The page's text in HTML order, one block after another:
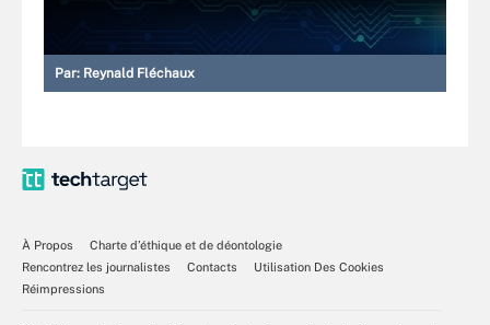
Par: Reynald Fléchaux
À Propos
Charte d’éthique et de déontologie
Rencontrez les journalistes
Contacts
Utilisation Des Cookies
Réimpressions